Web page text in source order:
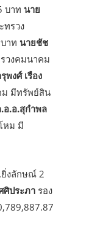
บาท นาย
ทรวง
าท นายชัช
วงคมนาคม
พงศ์ เรือง
ม มีทรัพย์สิน
อ.อ.สุกำพล
หม มี
งลักษณ์ 2
ประภา รอง